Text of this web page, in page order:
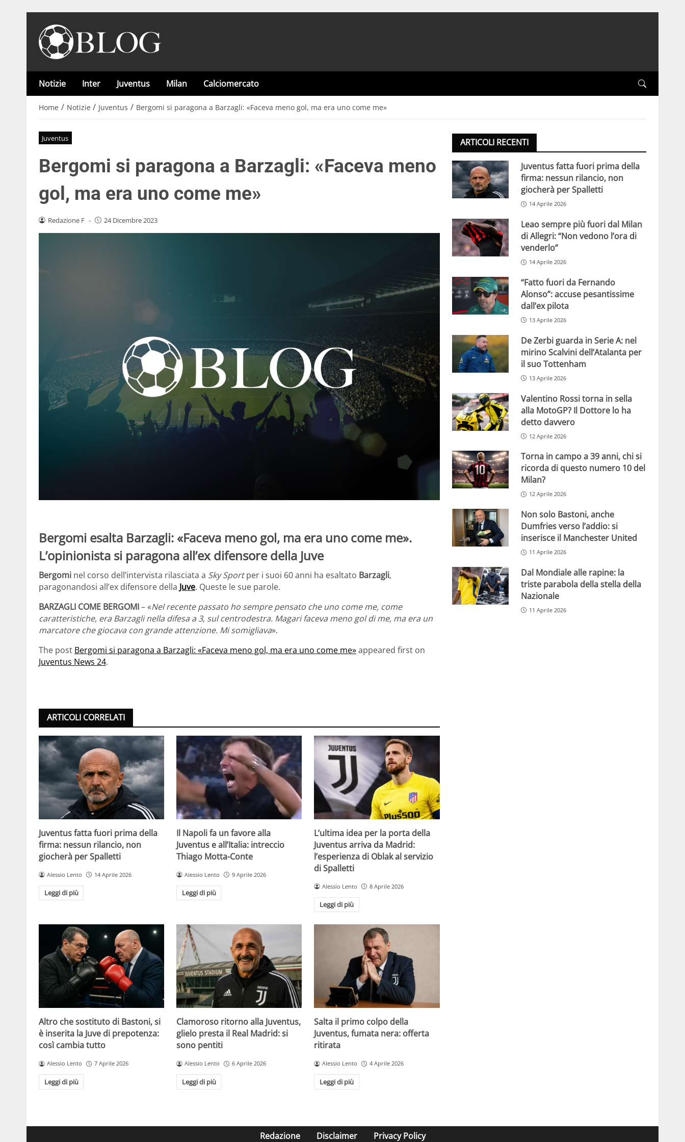
Notizie Inter Juventus Milan Calciomercato
Home / Notizie / Juventus / Bergomi si paragona a Barzagli: «Faceva meno gol, ma era uno come me»
Juventus
Bergomi si paragona a Barzagli: «Faceva meno
gol, ma era uno come me»
Redazione F - 24 Dicembre 2023
Bergomi esalta Barzagli: «Faceva meno gol, ma era uno come me».
L’opinionista si paragona all’ex difensore della Juve
Bergomi nel corso dell’intervista rilasciata a Sky Sportper i suoi 60 anni ha esaltato Barzagli,
paragonandosi all’ex difensore della Juve. Queste le sue parole.
BARZAGLI COME BERGOMI– «Nel recente passato ho sempre pensato che uno come me, come
caratteristiche, era Barzagli nella difesa a 3, sul centrodestra. Magari faceva meno gol di me, ma era un
marcatore che giocava con grande attenzione. Mi somigliava».
The post Bergomi si paragona a Barzagli: «Faceva meno gol, ma era uno come me»appeared first on
Juventus News 24.
ARTICOLI CORRELATI
Juventus fatta fuori prima della
firma: nessun rilancio, non
giocherà per Spalletti
Alessio Lento 14 Aprile 2026
Leggi di più
Il Napoli fa un favore alla
Juventus e all’Italia: intreccio
Thiago Motta-Conte
Alessio Lento 9 Aprile 2026
Leggi di più
L’ultima idea per la porta della
Juventus arriva da Madrid:
l’esperienza di Oblak al servizio
di Spalletti
Alessio Lento 8 Aprile 2026
Leggi di più
Altro che sostituto di Bastoni, si
è inserita la Juve di prepotenza:
così cambia tutto
Alessio Lento 7 Aprile 2026
Leggi di più
Clamoroso ritorno alla Juventus,
glielo presta il Real Madrid: si
sono pentiti
Alessio Lento 6 Aprile 2026
Leggi di più
Salta il primo colpo della
Juventus, fumata nera: offerta
ritirata
Alessio Lento 4 Aprile 2026
Leggi di più
ARTICOLI RECENTI
Juventus fatta fuori prima della
firma: nessun rilancio, non
giocherà per Spalletti
14 Aprile 2026
Leao sempre più fuori dal Milan
di Allegri: “Non vedono l’ora di
venderlo”
14 Aprile 2026
“Fatto fuori da Fernando
Alonso”: accuse pesantissime
dall’ex pilota
13 Aprile 2026
De Zerbi guarda in Serie A: nel
mirino Scalvini dell’Atalanta per
il suo Tottenham
13 Aprile 2026
Valentino Rossi torna in sella
alla MotoGP? Il Dottore lo ha
detto davvero
12 Aprile 2026
Torna in campo a 39 anni, chi si
ricorda di questo numero 10 del
Milan?
12 Aprile 2026
Non solo Bastoni, anche
Dumfries verso l’addio: si
inserisce il Manchester United
11 Aprile 2026
Dal Mondiale alle rapine: la
triste parabola della stella della
Nazionale
11 Aprile 2026
Redazione Disclaimer Privacy Policy